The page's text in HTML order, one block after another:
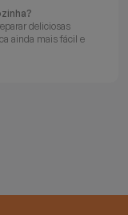
deliciosas
ainda mais fácil e